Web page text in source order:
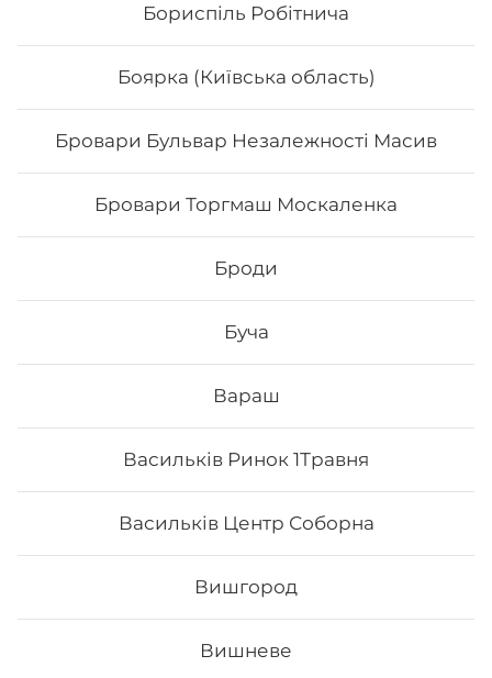
Бориспіль Робітнича
Боярка (Київська область)
Бровари Бульвар Незалежності Масив
Бровари Торгмаш Москаленка
Броди
Буча
Вараш
Васильків Ринок 1Травня
Васильків Центр Соборна
Вишгород
Вишневе
Макі з копченим лососем
Вага: 120 г Склад: норі, рис, х/к